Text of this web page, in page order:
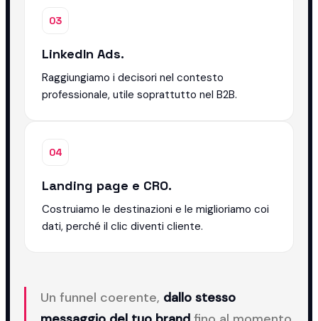
03
LinkedIn Ads.
Raggiungiamo i decisori nel contesto
professionale, utile soprattutto nel B2B.
04
Landing page e CRO.
Costruiamo le destinazioni e le miglioriamo coi
dati, perché il clic diventi cliente.
Un funnel coerente, dallo stesso